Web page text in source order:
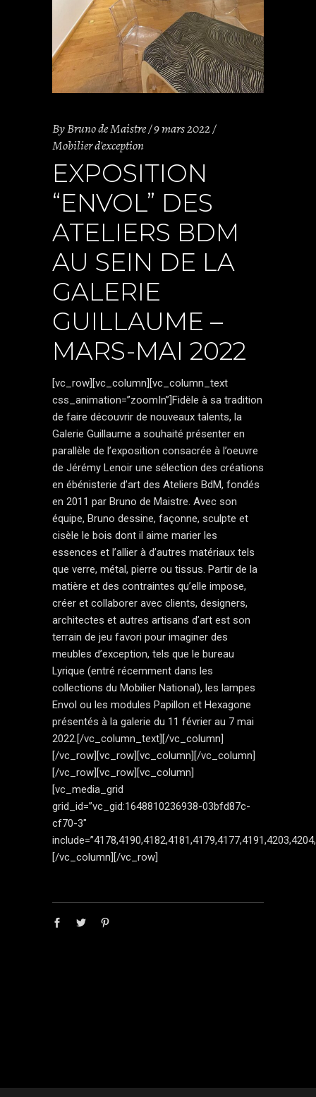
ByBruno de Maistre 9 mars 2022
Mobilier d'exception
EXPOSITION
“ENVOL” DES
ATELIERS BDM
AU SEIN DE LA
GALERIE
GUILLAUME –
MARS-MAI 2022
[vc_row][vc_column][vc_column_text
css_animation=”zoomIn”]Fidèle à sa tradition
de faire découvrir de nouveaux talents, la
Galerie Guillaume a souhaité présenter en
parallèle de l’exposition consacrée à l’oeuvre
de Jérémy Lenoir une sélection des créations
en ébénisterie d’art des Ateliers BdM, fondés
en 2011 par Bruno de Maistre. Avec son
équipe, Bruno dessine, façonne, sculpte et
cisèle le bois dont il aime marier les
essences et l’allier à d’autres matériaux tels
que verre, métal, pierre ou tissus. Partir de la
matière et des contraintes qu’elle impose,
créer et collaborer avec clients, designers,
architectes et autres artisans d’art est son
terrain de jeu favori pour imaginer des
meubles d’exception, tels que le bureau
Lyrique (entré récemment dans les
collections du Mobilier National), les lampes
Envol ou les modules Papillon et Hexagone
présentés à la galerie du 11 février au 7 mai
2022.[/vc_column_text][/vc_column]
[/vc_row][vc_row][vc_column][/vc_column]
[/vc_row][vc_row][vc_column]
[vc_media_grid
grid_id=”vc_gid:1648810236938-03bfd87c-
cf70-3″
[/vc_column][/vc_row]